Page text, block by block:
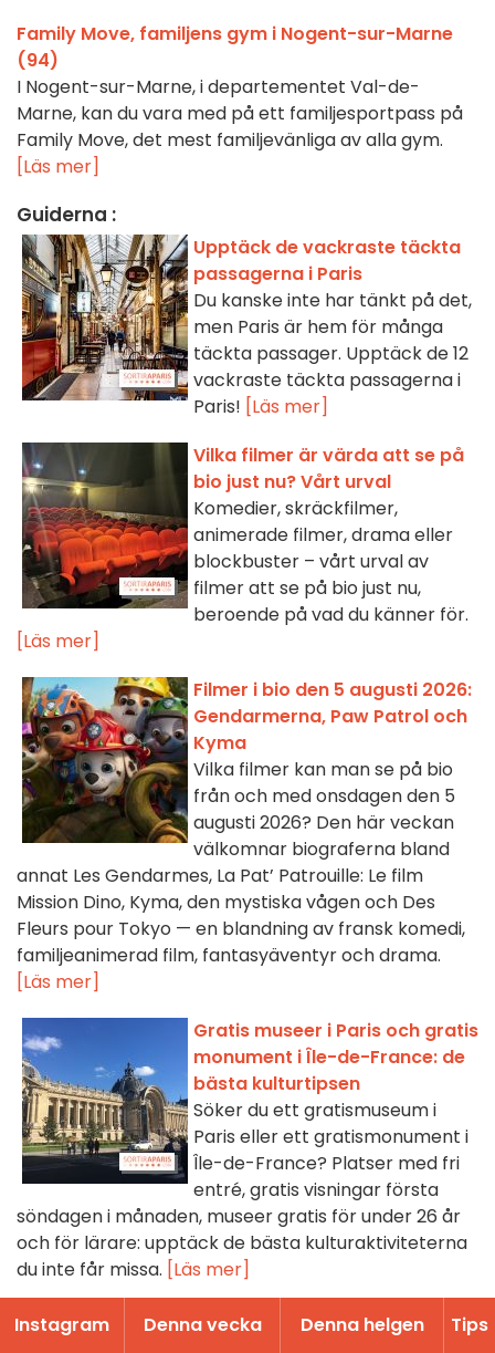
Family Move, familjens gym i Nogent-sur-Marne
(94)
I Nogent-sur-Marne, i departementet Val-de-
Marne, kan du vara med på ett familjesportpass på
Family Move, det mest familjevänliga av alla gym.
[Läs mer]
Guiderna :
Upptäck de vackraste täckta
passagerna i Paris
Du kanske inte har tänkt på det,
men Paris är hem för många
täckta passager. Upptäck de 12
vackraste täckta passagerna i
Paris! [Läs mer]
Vilka filmer är värda att se på
bio just nu? Vårt urval
Komedier, skräckfilmer,
animerade filmer, drama eller
blockbuster – vårt urval av
filmer att se på bio just nu,
beroende på vad du känner för.
[Läs mer]
Filmer i bio den 5 augusti 2026:
Gendarmerna, Paw Patrol och
Kyma
Vilka filmer kan man se på bio
från och med onsdagen den 5
augusti 2026? Den här veckan
välkomnar biograferna bland
annat Les Gendarmes, La Pat’ Patrouille: Le film
Mission Dino, Kyma, den mystiska vågen och Des
Fleurs pour Tokyo — en blandning av fransk komedi,
familje­animerad film, fantasyäventyr och drama.
[Läs mer]
Gratis museer i Paris och gratis
monument i Île-de-France: de
bästa kulturtipsen
Söker du ett gratismuseum i
Paris eller ett gratismonument i
Île-de-France? Platser med fri
entré, gratis visningar första
söndagen i månaden, museer gratis för under 26 år
och för lärare: upptäck de bästa kulturaktiviteterna
du inte får missa. [Läs mer]
15 oumbärliga utställningar att
Instagram Denna vecka Denna helgen Tips